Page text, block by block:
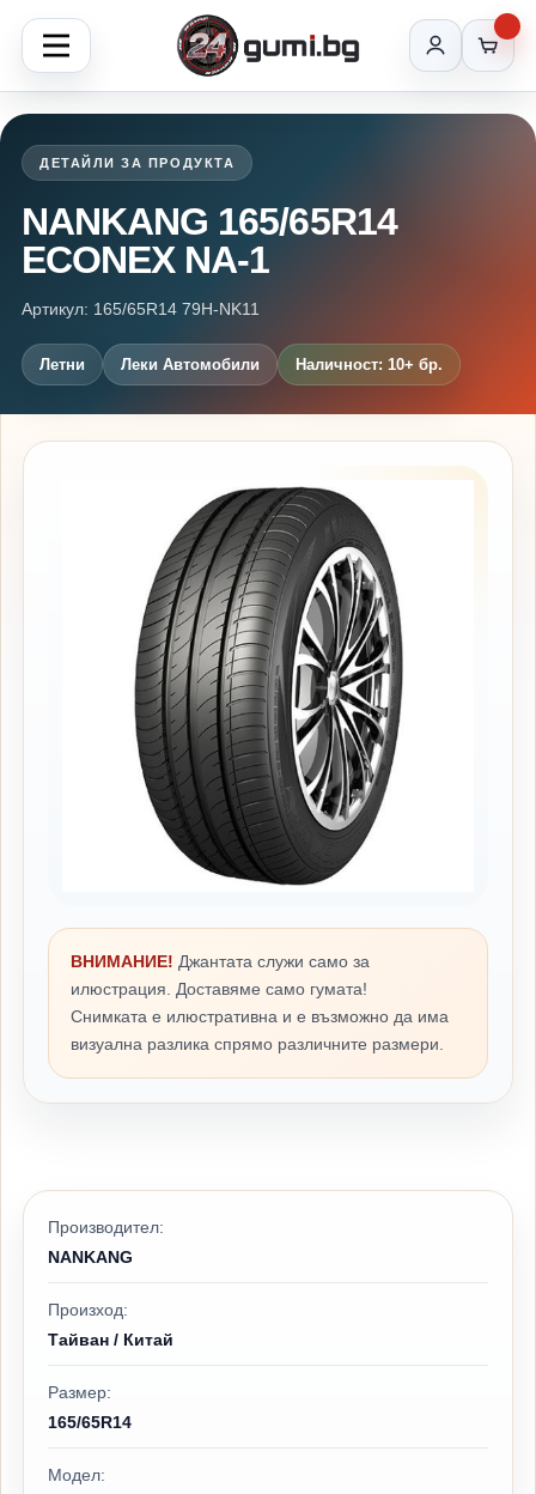
ДЕТАЙЛИ ЗА ПРОДУКТА
NANKANG 165/65R14
ECONEX NA-1
Артикул: 165/65R14 79H-NK11
Летни Леки Автомобили Наличност: 10+ бр.
ВНИМАНИЕ! Джантата служи само за
илюстрация. Доставяме само гумата!
Снимката е илюстративна и е възможно да има
визуална разлика спрямо различните размери.
Производител:
NANKANG
Произход:
Тайван / Китай
Размер:
165/65R14
Модел: